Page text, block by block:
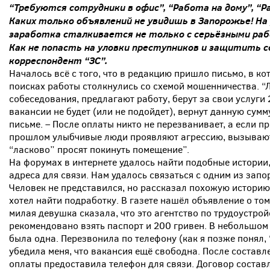
“Требуются сотрудники в офис”, “Работа на дому”,
Каких только объявлений не увидишь в Запорожье!
заработка сталкивается не только с серьёзными
Как не попасть на уловки преступников и защитить
корреспондент “ЗС”.
Началось всё с того, что в редакцию пришло письмо, в
поисках работы столкнулись со схемой мошенничества.
собеседования, предлагают работу, берут за свои
вакансии не будет (или не подойдет), вернут данную
письме. – После оплаты никто не перезванивает, а если
прошлом улыбчивые люди проявляют агрессию,
“ласково” просят покинуть помещение”.
На форумах в интернете удалось найти подобные
адреса для связи. Нам удалось связаться с одним из
Человек не представился, но рассказал похожую
хотел найти подработку. В газете нашёл объявление о
милая девушка сказала, что это агентство по
рекомендовано взять паспорт и 200 гривен. В
была одна. Перезвонила по телефону (как я позже
убедила меня, что вакансия ещё свободна. После
оплаты предоставила телефон для связи. Договор